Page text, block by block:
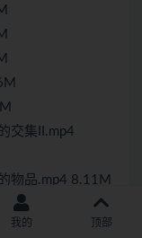
交集II.mp4
物品.mp4 8.11M
21.60M
6.47M
我的 顶部